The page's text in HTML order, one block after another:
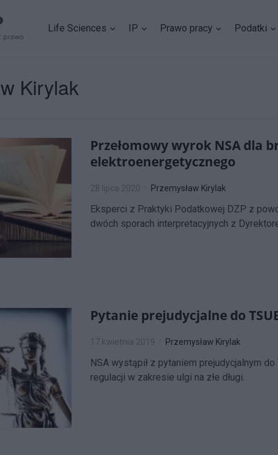
Life Sciences IP Prawo pracy Podatki
Kirylak
Przełomowy wyrok NSA dla
elektroenergetycznego
28 lipca 2020 Przemysław Kirylak
Eksperci z Praktyki Podatkowej DZP z
dwóch sporach interpretacyjnych z
Pytanie prejudycjalne do
17 kwietnia 2019 Przemysław Kirylak
NSA wystąpił z pytaniem prejudycjalnym
regulacji w zakresie ulgi na złe długi.